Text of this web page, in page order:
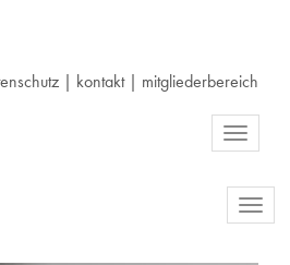
| kontakt| mitgliederbereich
Toggle